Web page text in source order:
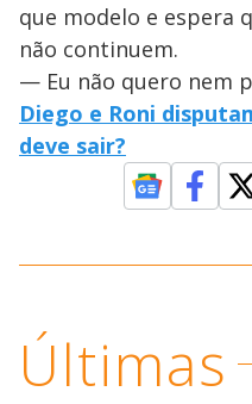
que modelo e espera
não continuem.
— Eu não quero nem
Diego e Roni
deve sair?
Últimas